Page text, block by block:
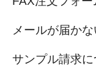
メールが届かな
サンプル請求に